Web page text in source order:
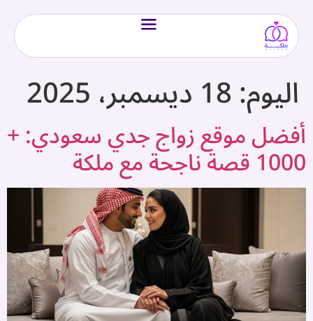
اليوم:18 ديسمبر، 2025
أفضل موقع زواج جدي سعودي: +
1000 قصة ناجحة مع ملكة